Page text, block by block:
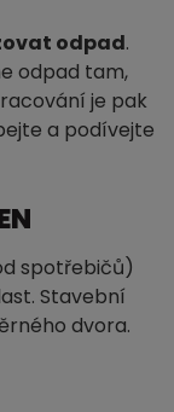
odpad.
odpad tam,
je pak
a podívejte
spotřebičů)
Stavební
dvora.